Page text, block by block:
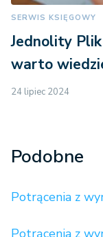
SERWIS KSIĘGOWY
Jednolity
warto
24 lipiec 2024
Podobne
Potrącenia z